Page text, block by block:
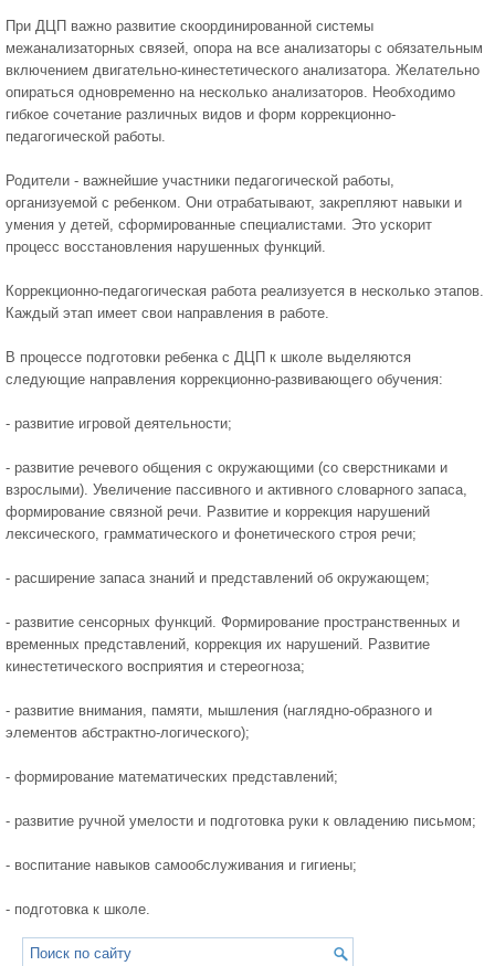
При ДЦП важно развитие скоординированной системы
межанализаторных связей, опора на все анализаторы с обязательным
включением двигательно-кинестетического анализатора. Желательно
опираться одновременно на несколько анализаторов. Необходимо
гибкое сочетание различных видов и форм коррекционно-
педагогической работы.
Родители - важнейшие участники педагогической работы,
организуемой с ребенком. Они отрабатывают, закрепляют навыки и
умения у детей, сформированные специалистами. Это ускорит
процесс восстановления нарушенных функций.
Коррекционно-педагогическая работа реализуется в несколько этапов.
Каждый этап имеет свои направления в работе.
В процессе подготовки ребенка с ДЦП к школе выделяются
следующие направления коррекционно-развивающего обучения:
- развитие игровой деятельности;
- развитие речевого общения с окружающими (со сверстниками и
взрослыми). Увеличение пассивного и активного словарного запаса,
формирование связной речи. Развитие и коррекция нарушений
лексического, грамматического и фонетического строя речи;
- расширение запаса знаний и представлений об окружающем;
- развитие сенсорных функций. Формирование пространственных и
временных представлений, коррекция их нарушений. Развитие
кинестетического восприятия и стереогноза;
- развитие внимания, памяти, мышления (наглядно-образного и
элементов абстрактно-логического);
- формирование математических представлений;
- развитие ручной умелости и подготовка руки к овладению письмом;
- воспитание навыков самообслуживания и гигиены;
- подготовка к школе.